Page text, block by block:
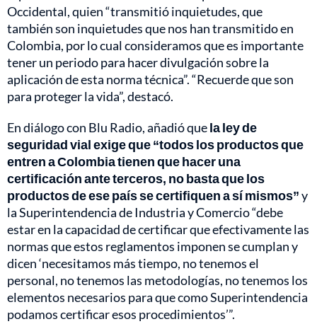
Occidental, quien “transmitió inquietudes, que
también son inquietudes que nos han transmitido en
Colombia, por lo cual consideramos que es importante
tener un periodo para hacer divulgación sobre la
aplicación de esta norma técnica”. “Recuerde que son
para proteger la vida”, destacó.
En diálogo con Blu Radio, añadió quela ley de
seguridad vial exige que “todos los productos que
entren a Colombia tienen que hacer una
certificación ante terceros, no basta que los
productos de ese país se certifiquen a sí mismos”y
la Superintendencia de Industria y Comercio “debe
estar en la capacidad de certificar que efectivamente las
normas que estos reglamentos imponen se cumplan y
dicen ‘necesitamos más tiempo, no tenemos el
personal, no tenemos las metodologías, no tenemos los
elementos necesarios para que como Superintendencia
podamos certificar esos procedimientos’”.